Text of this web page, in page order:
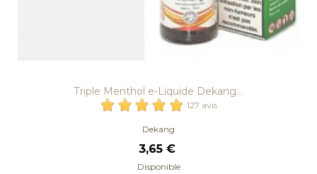
Triple Menthol e-Liquide Dekang...
127 avis
Dekang
3,65 €
Disponible